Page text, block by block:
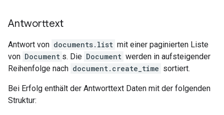
Antworttext
Antwort von documents.list mit einer paginierten Liste
von Document s. Die Document werden in aufsteigender
Reihenfolge nach document.create_time sortiert.
Bei Erfolg enthält der Antworttext Daten mit der folgenden
Struktur: